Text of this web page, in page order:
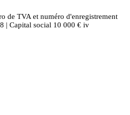
de TVA et numéro d'enregistrement
| Capital social 10 000 € iv